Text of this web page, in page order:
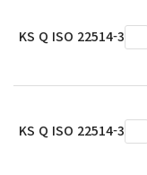
KS Q ISO 22514-3
KS Q ISO 22514-3